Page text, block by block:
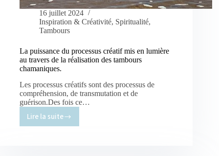
16 juillet 2024
Inspiration & Créativité, Spiritualité,
Tambours
La puissance du processus créatif mis en lumière
au travers de la réalisation des tambours
chamaniques.
Les processus créatifs sont des processus de
compréhension, de transmutation et de
guérison.Des fois ce…
Lire la suite
La